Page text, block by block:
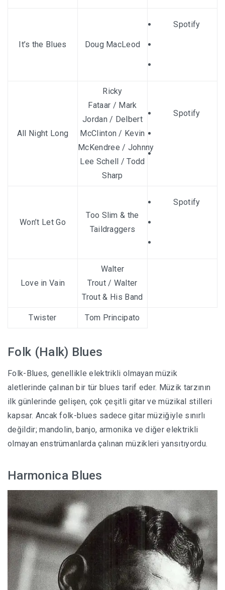
It’s the Blues Doug MacLeod
Spotify
All Night Long
Ricky
Fataar / Mark
Jordan / Delbert
McClinton / Kevin
McKendree / Johnny
Lee Schell /Todd
Sharp
Spotify
Won’t Let Go
Too Slim & the
Taildraggers
Spotify
Love in Vain
Walter
Trout/ Walter
Trout & His Band
Twister Tom Principato
Folk (Halk) Blues
Folk-Blues, genellikle elektrikli olmayan müzik
aletlerinde çalınan bir tür blues tarif eder. Müzik tarzının
ilk günlerinde gelişen, çok çeşitli gitar ve müzikal stilleri
kapsar. Ancak folk-blues sadece gitar müziğiyle sınırlı
değildir; mandolin, banjo, armonika ve diğer elektrikli
olmayan enstrümanlarda çalınan müzikleri yansıtıyordu.
Harmonica Blues